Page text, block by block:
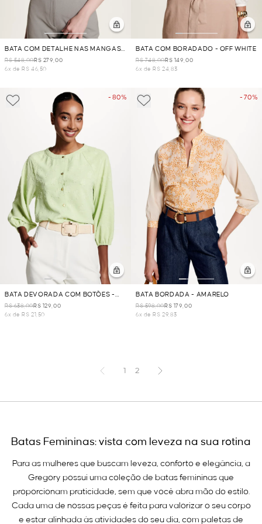
BATA COM DETALHE NAS MANGAS -
PRETO
R$ 548,00R$ 279,00
6x de R$ 46,50
BATA COM BORADADO - OFF WHITE
R$ 748,00R$ 149,00
6x de R$ 24,83
- 80%
BATA DEVORADA COM BOTÕES -
VERDE
R$ 638,00R$ 129,00
6x de R$ 21,50
- 70%
BATA BORDADA - AMARELO
R$ 598,00R$ 179,00
6x de R$ 29,83
1 2
Batas Femininas: vista com leveza na sua rotina
Para as mulheres que buscam leveza, conforto e elegância, a
Gregory possui uma coleção de batas femininas que
proporcionam praticidade, sem que você abra mão do estilo.
Cada uma de nossas peças é feita para valorizar o seu corpo
e estar alinhada às atividades do seu dia, com paletas de